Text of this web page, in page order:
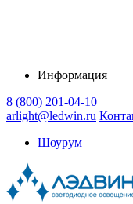
Информация
8 (800) 201-04-10
arlight@ledwin.ru
Шоурум